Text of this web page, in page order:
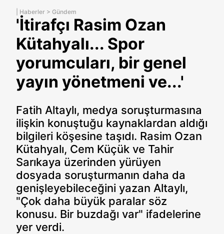
Haberler > Gündem
'İtirafçı Rasim Ozan
Kütahyalı... Spor
yorumcuları, bir genel
yayın yönetmeni ve...'
Fatih Altaylı, medya soruşturmasına
ilişkin konuştuğu kaynaklardan aldığı
bilgileri köşesine taşıdı. Rasim Ozan
Kütahyalı, Cem Küçük ve Tahir
Sarıkaya üzerinden yürüyen
dosyada soruşturmanın daha da
genişleyebileceğini yazan Altaylı,
"Çok daha büyük paralar söz
konusu. Bir buzdağı var" ifadelerine
yer verdi.